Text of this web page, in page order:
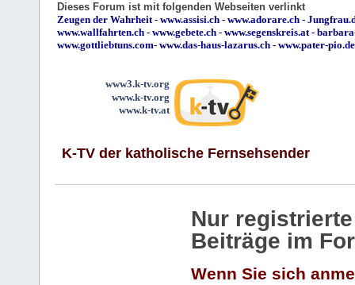
Dieses Forum ist mit folgenden Webseiten verlinkt
Zeugen der Wahrheit- www.assisi.ch - www.adorare.ch -
www.wallfahrten.ch - www.gebete.ch - www.segenskreis.at-
www.gottliebtuns.com- www.das-haus-lazarus.ch - www.pater-pio.de
www3.k-tv.org
www.k-tv.org
www.k-tv.at
K-TV der katholische Fernsehsender
Nur
Beiträge im
Wenn Sie sich